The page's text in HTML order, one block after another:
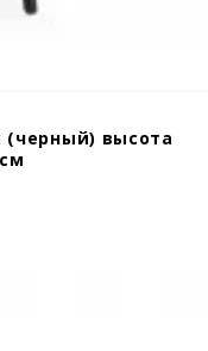
(черный) высота